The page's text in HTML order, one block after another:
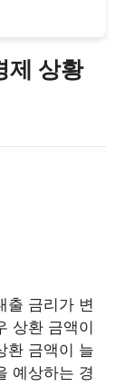
제 상황
출 금리가 변
상환 금액이
환 금액이 늘
예상하는 경